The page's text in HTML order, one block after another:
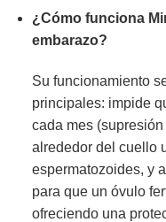
¿Cómo funciona
embarazo?
Su funcionamiento
principales: impide
cada mes
alrededor del cuello
espermatozoides, y
para que un óvulo
ofreciendo una